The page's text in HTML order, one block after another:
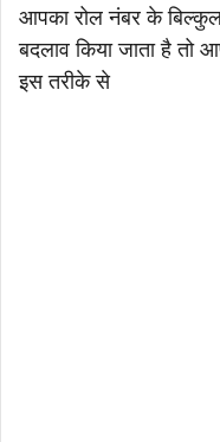
आपका रोल नंबर के
बदलाव किया जाता है तो
इस तरीके से